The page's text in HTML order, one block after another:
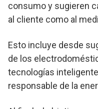
consumo y sugieren
al cliente como al
Esto incluye desde
de los
tecnologías
responsable de la